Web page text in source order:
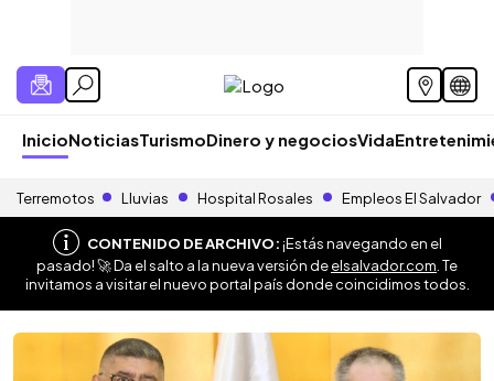
InicioNoticiasTurismoDinero y negociosVida
Terremotos Lluvias Hospital Rosales Empleos El Salvador
CONTENIDO DE ARCHIVO:¡Estás navegando en el
pasado! 🚀 Da el salto a la nueva versión deelsalvador.com . Te
invitamos a visitar el nuevo portal país donde coincidimos todos.